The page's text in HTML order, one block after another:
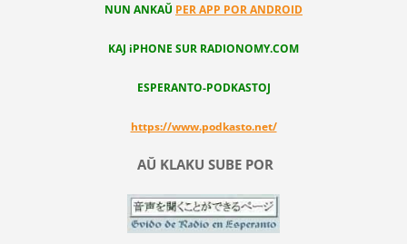
NUN ANKAŬ PER APP POR ANDROID
KAJ iPHONE SUR RADIONOMY.COM
ESPERANTO-PODKASTOJ
https://www.podkasto.net/
AŬ KLAKU SUBE POR